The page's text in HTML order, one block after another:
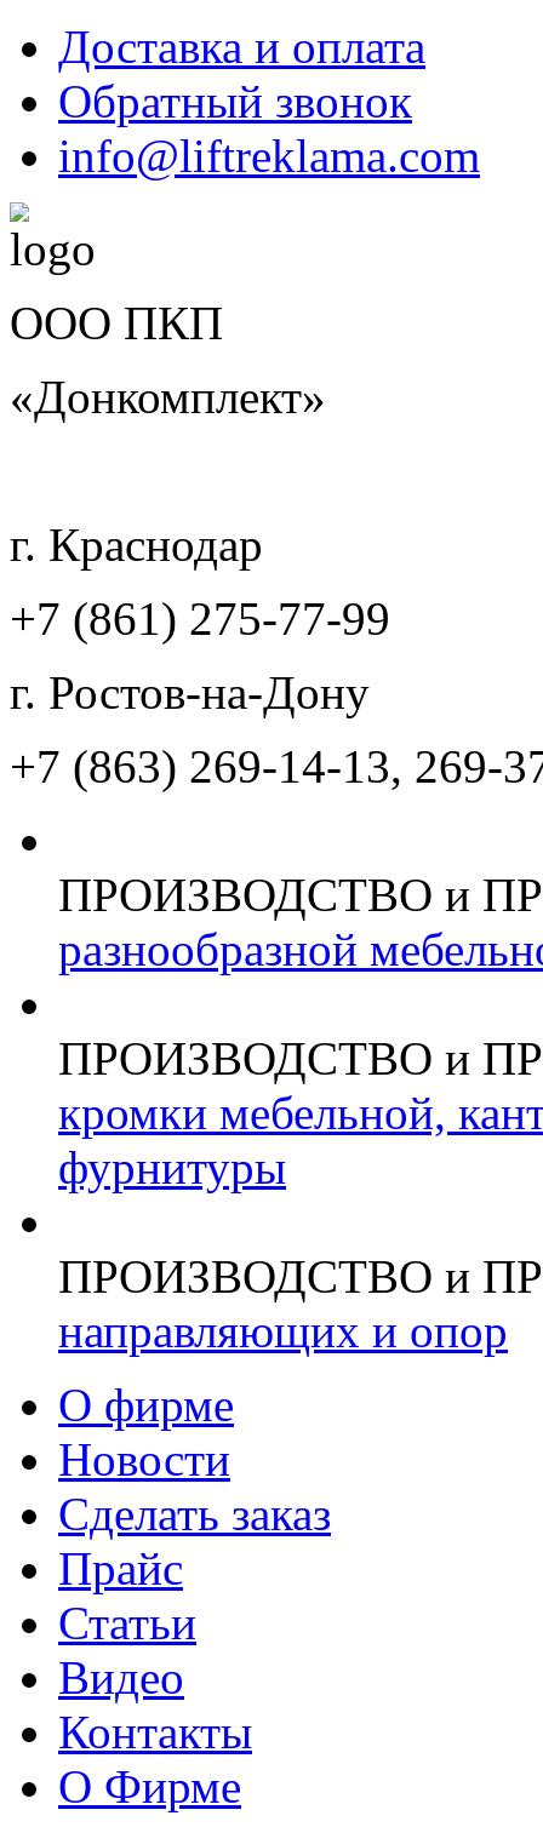
Доставка и оплата
Обратный звонок
info@liftreklama.com
ООО ПКП
«Донкомплект»
г. Краснодар
+7 (861) 275-77-99
г. Ростов-на-Дону
+7 (863) 269-14-13, 269-
ПРОИЗВОДСТВО и
разнообразной
ПРОИЗВОДСТВО и
кромки мебельной,
фурнитуры
ПРОИЗВОДСТВО и
направляющих и опор
О фирме
Новости
Сделать заказ
Прайс
Статьи
Видео
Контакты
О Фирме